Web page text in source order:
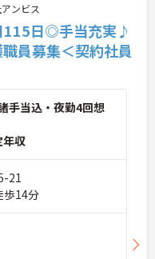
ンビス
115日◎手当充実♪
員募集＜契約社員
手当込・夜勤4回想
収
21
歩14分